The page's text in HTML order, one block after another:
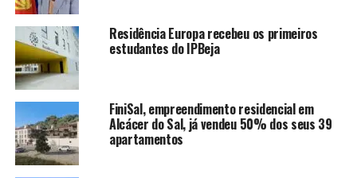
Residência Europa recebeu os primeiros
estudantes do IPBeja
FiniSal, empreendimento residencial em
Alcácer do Sal, já vendeu 50% dos seus 39
apartamentos